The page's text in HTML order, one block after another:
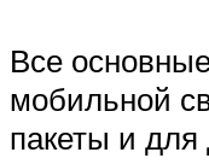
Все
мобильной
пакеты и для